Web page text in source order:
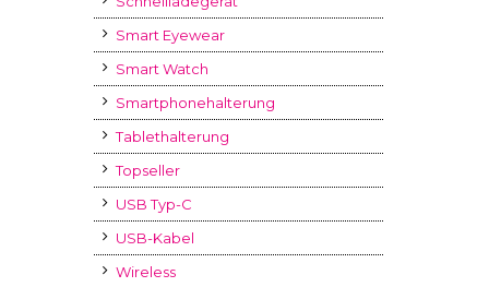
Smart Eyewear
Smart Watch
Smartphonehalterung
Tablethalterung
Topseller
USB Typ-C
USB-Kabel
Wireless